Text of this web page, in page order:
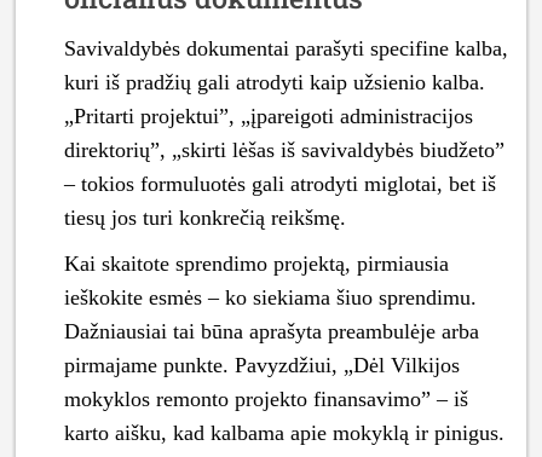
Savivaldybės dokumentai parašyti specifine kalba,
kuri iš pradžių gali atrodyti kaip užsienio kalba.
„Pritarti projektui”, „įpareigoti administracijos
direktorių”, „skirti lėšas iš savivaldybės biudžeto”
– tokios formuluotės gali atrodyti miglotai, bet iš
tiesų jos turi konkrečią reikšmę.
Kai skaitote sprendimo projektą, pirmiausia
ieškokite esmės – ko siekiama šiuo sprendimu.
Dažniausiai tai būna aprašyta preambulėje arba
pirmajame punkte. Pavyzdžiui, „Dėl Vilkijos
mokyklos remonto projekto finansavimo” – iš
karto aišku, kad kalbama apie mokyklą ir pinigus.